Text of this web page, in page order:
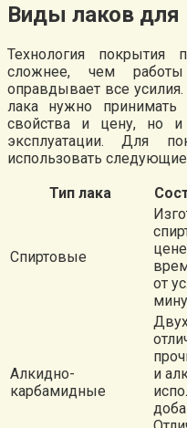
Виды лаков
Технология покрытия
сложнее, чем
оправдывает все
лака нужно
свойства и цену, но и
эксплуатации. Для
использовать
Тип лака
Спиртовые
от
Алкидно-
карбамидные
и